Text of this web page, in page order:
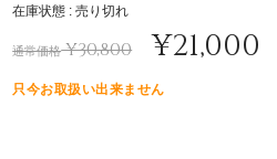
在庫状態 : 売り切れ
通常価格¥30,800 ¥21,000
只今お取扱い出来ません